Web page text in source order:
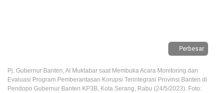
Perbesar
Pj. Gubernur Banten, Al Muktabar saat Membuka Acara Monitoring dan
Evaluasi Program Pemberantasan Korupsi Terintegrasi Provinsi Banten di
Pendopo Gubernur Banten KP3B, Kota Serang, Rabu (24/5/2023). Foto: